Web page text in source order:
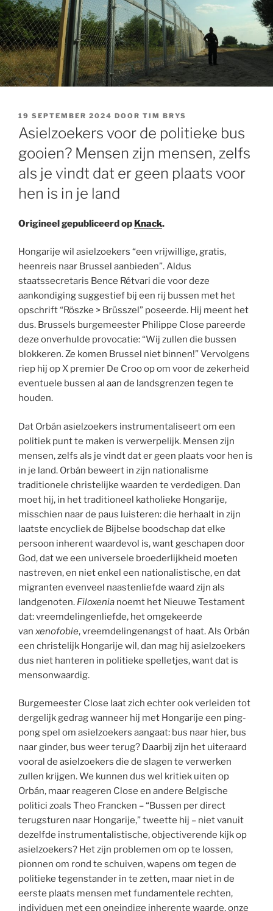
GEPLAATST
OP
19 SEPTEMBER 2024 DOOR TIM BRYS
Asielzoekers voor de politieke bus
gooien? Mensen zijn mensen, zelfs
als je vindt dat er geen plaats voor
hen is in je land
Origineel gepubliceerd op Knack.
Hongarije wil asielzoekers “een vrijwillige, gratis,
heenreis naar Brussel aanbieden”. Aldus
staatssecretaris Bence Rétvari die voor deze
aankondiging suggestief bij een rij bussen met het
opschrift “Röszke > Brüsszel” poseerde. Hij meent het
dus. Brussels burgemeester Philippe Close pareerde
deze onverhulde provocatie: “Wij zullen die bussen
blokkeren. Ze komen Brussel niet binnen!” Vervolgens
riep hij op X premier De Croo op om voor de zekerheid
eventuele bussen al aan de landsgrenzen tegen te
houden.
Dat Orbán asielzoekers instrumentaliseert om een
politiek punt te maken is verwerpelijk. Mensen zijn
mensen, zelfs als je vindt dat er geen plaats voor hen is
in je land. Orbán beweert in zijn nationalisme
traditionele christelijke waarden te verdedigen. Dan
moet hij, in het traditioneel katholieke Hongarije,
misschien naar de paus luisteren: die herhaalt in zijn
laatste encycliek de Bijbelse boodschap dat elke
persoon inherent waardevol is, want geschapen door
God, dat we een universele broederlijkheid moeten
nastreven, en niet enkel een nationalistische, en dat
migranten evenveel naastenliefde waard zijn als
landgenoten. Filoxenia noemt het Nieuwe Testament
dat: vreemdelingenliefde, het omgekeerde
van xenofobie, vreemdelingenangst of haat. Als Orbán
een christelijk Hongarije wil, dan mag hij asielzoekers
dus niet hanteren in politieke spelletjes, want dat is
mensonwaardig.
Burgemeester Close laat zich echter ook verleiden tot
dergelijk gedrag wanneer hij met Hongarije een ping-
pong spel om asielzoekers aangaat: bus naar hier, bus
naar ginder, bus weer terug? Daarbij zijn het uiteraard
vooral de asielzoekers die de slagen te verwerken
zullen krijgen. We kunnen dus wel kritiek uiten op
Orbán, maar reageren Close en andere Belgische
politici zoals Theo Francken – “Bussen per direct
terugsturen naar Hongarije,” tweette hij – niet vanuit
dezelfde instrumentalistische, objectiverende kijk op
asielzoekers? Het zijn problemen om op te lossen,
pionnen om rond te schuiven, wapens om tegen de
politieke tegenstander in te zetten, maar niet in de
eerste plaats mensen met fundamentele rechten,
individuen met een oneindige inherente waarde, onze